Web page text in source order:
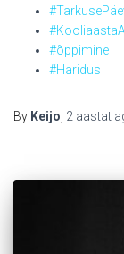
#õppimine
#Haridus
By Keijo 2 aastat